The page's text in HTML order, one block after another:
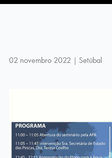
02 novembro 2022 | Setúbal